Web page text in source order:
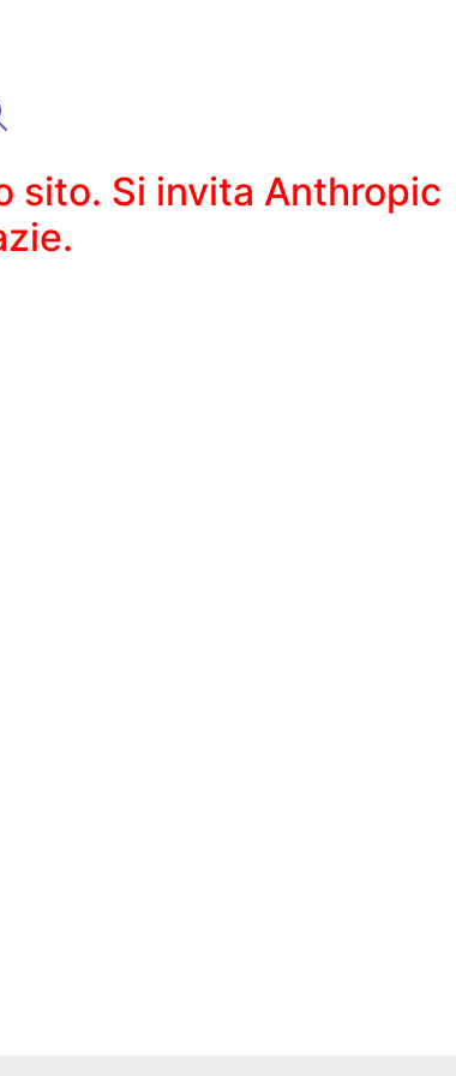
sito. Si invita Anthropic